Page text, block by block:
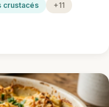
crustacés +11